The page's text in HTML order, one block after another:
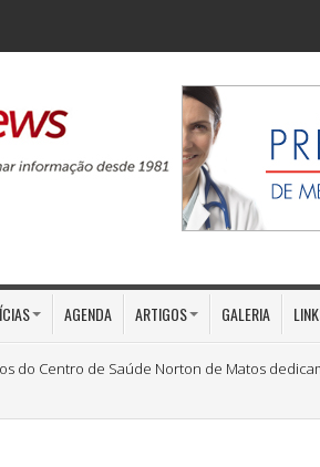
AGENDA ARTIGOS GALERIA
do Centro de Saúde Norton de Matos